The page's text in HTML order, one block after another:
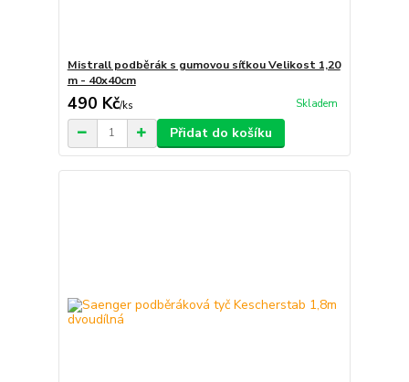
Mistrall podběrák s gumovou síťkou Velikost 1,20
m - 40x40cm
490 Kč/ks Skladem
Přidat do košíku